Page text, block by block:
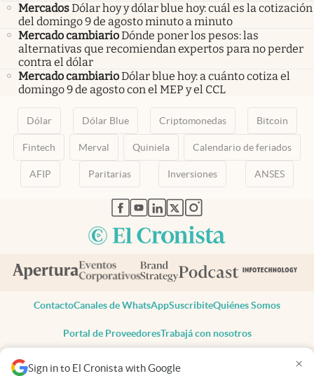
Sign in to El Cronista with Google ×
MercadosDólar hoy y dólar blue hoy: cuál es la cotización
del domingo 9 de agosto minuto a minuto
Mercado cambiarioDónde poner los pesos: las
alternativas que recomiendan expertos para no perder
contra el dólar
Mercado cambiarioDólar blue hoy: a cuánto cotiza el
domingo 9 de agosto con el MEP y el CCL
Dólar Dólar Blue Criptomonedas Bitcoin
Fintech Merval Quiniela Calendario de feriados
AFIP Paritarias Inversiones ANSES
abre en nueva pestaña
abre en nueva pestaña
abre en nueva pestaña
abre en nueva pestaña
abre en nueva pestaña
ContactoCanales de WhatsAppSuscribiteQuiénes Somos
Portal de ProveedoresTrabajá con nosotros
Todos los derechos reservados